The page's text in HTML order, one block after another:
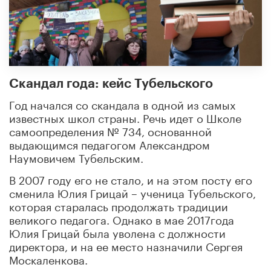
Скандал года: кейс Тубельского
Год начался со скандала в одной из самых
известных школ страны. Речь идет о Школе
самоопределения № 734, основанной
выдающимся педагогом Александром
Наумовичем Тубельским.
В 2007 году его не стало, и на этом посту его
сменила Юлия Грицай – ученица Тубельского,
которая старалась продолжать традиции
великого педагога. Однако в мае 2017года
Юлия Грицай была уволена с должности
директора, и на ее место назначили Сергея
Москаленкова.